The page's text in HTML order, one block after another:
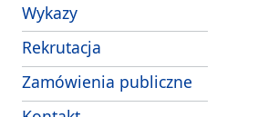
Wykazy
Rekrutacja
Zamówienia publiczne